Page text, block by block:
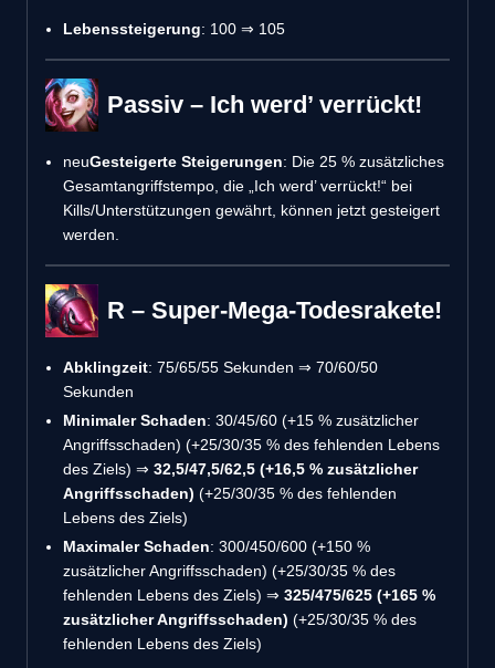
Lebenssteigerung: 100 ⇒ 105
Passiv – Ich werd’ verrückt!
neuGesteigerte Steigerungen: Die 25 % zusätzliches
Gesamtangriffstempo, die „Ich werd’ verrückt!“ bei
Kills/Unterstützungen gewährt, können jetzt gesteigert
werden.
R – Super-Mega-Todesrakete!
Abklingzeit: 75/65/55 Sekunden ⇒ 70/60/50
Sekunden
Minimaler Schaden: 30/45/60 (+15 % zusätzlicher
Angriffsschaden) (+25/30/35 % des fehlenden Lebens
des Ziels) ⇒ 32,5/47,5/62,5 (+16,5 % zusätzlicher
Angriffsschaden) (+25/30/35 % des fehlenden
Lebens des Ziels)
Maximaler Schaden: 300/450/600 (+150 %
zusätzlicher Angriffsschaden) (+25/30/35 % des
fehlenden Lebens des Ziels) ⇒ 325/475/625 (+165 %
zusätzlicher Angriffsschaden) (+25/30/35 % des
fehlenden Lebens des Ziels)